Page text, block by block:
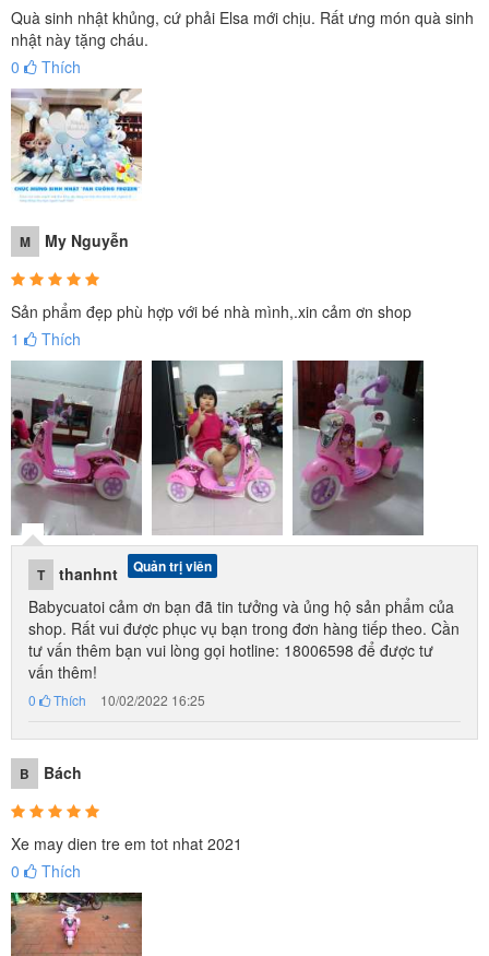
Xe máy cho bé gái BBT-600 có 2 lựa chọn màu sắc để bé lựa chọn
theo sở thích:
Màu xanh với họa tiết hình công chúa Elsa duyên dáng.
Màu hồng với họa thiết hình Hello Kitty cực kỳ đáng yêu.
Quà sinh nhật khủng, cứ phải Elsa mới chịu. Rất ưng món quà sinh
nhật này tặng cháu.
0
Thích
M My Nguyễn
Sản phẩm đẹp phù hợp với bé nhà mình,.xin cảm ơn shop
1
Thích
T thanhnt Quản trị viên
Babycuatoi cảm ơn bạn đã tin tưởng và ủng hộ sản phẩm của
shop. Rất vui được phục vụ bạn trong đơn hàng tiếp theo. Cần
tư vấn thêm bạn vui lòng gọi hotline: 18006598 để được tư
vấn thêm!
0 Thích 10/02/2022 16:25
B Bách
Xe may dien tre em tot nhat 2021
0
Thích